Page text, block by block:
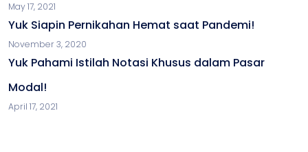
May 17, 2021
Yuk Siapin Pernikahan Hemat saat Pandemi!
November 3, 2020
Yuk Pahami Istilah Notasi Khusus dalam Pasar
Modal!
April 17, 2021